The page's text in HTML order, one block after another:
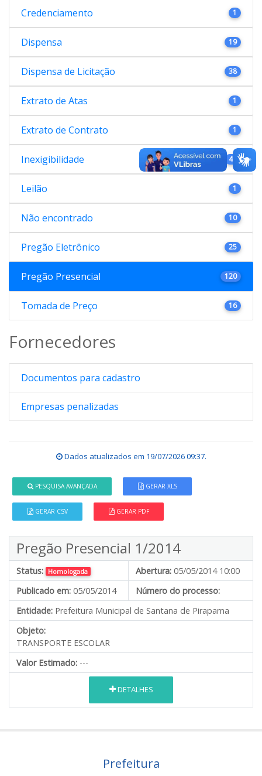
Credenciamento 1
Dispensa 19
Dispensa de Licitação 38
Extrato de Atas 1
Extrato de Contrato 1
Inexigibilidade 47
Leilão 1
Não encontrado 10
Pregão Eletrônico 25
Pregão Presencial 120
Tomada de Preço 16
Fornecedores
Documentos para cadastro
Empresas penalizadas
Dados atualizados em 19/07/2026 09:37.
PESQUISA AVANÇADA GERAR XLS
GERAR CSV GERAR PDF
Pregão Presencial 1/2014
Status: Homologada Abertura: 05/05/2014 10:00
Publicado em: 05/05/2014
Número do processo:
Entidade: Prefeitura Municipal de Santana de Pirapama
Objeto:
TRANSPORTE ESCOLAR
Valor Estimado: ---
DETALHES
Prefeitura